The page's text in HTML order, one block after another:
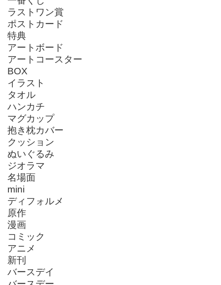
ラストワン賞
ポストカード
特典
アートボード
アートコースター
BOX
イラスト
タオル
ハンカチ
マグカップ
抱き枕カバー
クッション
ぬいぐるみ
ジオラマ
名場面
mini
ディフォルメ
原作
漫画
コミック
アニメ
新刊
バースデイ